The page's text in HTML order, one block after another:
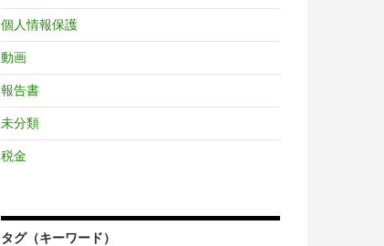
個人情報保護
動画
報告書
未分類
税金
タグ（キーワード）